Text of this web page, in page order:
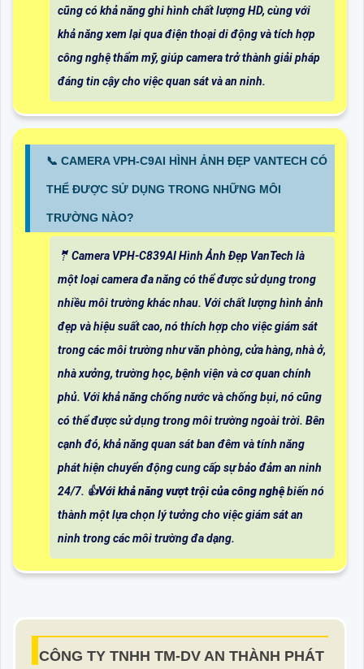
cũng có khả năng ghi hình chất lượng HD, cùng với
khả năng xem lại qua điện thoại di động và tích hợp
công nghệ thẩm mỹ, giúp camera trở thành giải pháp
đáng tin cậy cho việc quan sát và an ninh.
📞 CAMERA VPH-C9AI HÌNH ẢNH ĐẸP VANTECH CÓ
THỂ ĐƯỢC SỬ DỤNG TRONG NHỮNG MÔI
TRƯỜNG NÀO?
🤵 Camera VPH-C839AI Hình Ảnh Đẹp VanTech là
một loại camera đa năng có thể được sử dụng trong
nhiều môi trường khác nhau. Với chất lượng hình ảnh
đẹp và hiệu suất cao, nó thích hợp cho việc giám sát
trong các môi trường như văn phòng, cửa hàng, nhà ở,
nhà xưởng, trường học, bệnh viện và cơ quan chính
phủ. Với khả năng chống nước và chống bụi, nó cũng
có thể được sử dụng trong môi trường ngoài trời. Bên
cạnh đó, khả năng quan sát ban đêm và tính năng
phát hiện chuyển động cung cấp sự bảo đảm an ninh
24/7. 👍Với khả năng vượt trội của công nghệbiến nó
thành một lựa chọn lý tưởng cho việc giám sát an
ninh trong các môi trường đa dạng.
CÔNG TY TNHH TM-DV AN THÀNH PHÁT